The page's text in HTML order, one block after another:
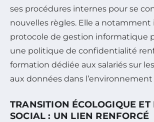
ses procédures internes pour se
nouvelles règles. Elle a notamment
protocole de gestion informatique
une politique de confidentialité
formation dédiée aux salariés sur
aux données dans
TRANSITION ÉCOLOGIQUE ET
SOCIAL : UN LIEN RENFORCÉ